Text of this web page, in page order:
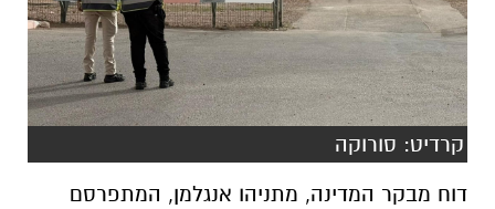
קרדיט: סורוקה
דוח מבקר המדינה, מתניהו אנגלמן, המתפרסם